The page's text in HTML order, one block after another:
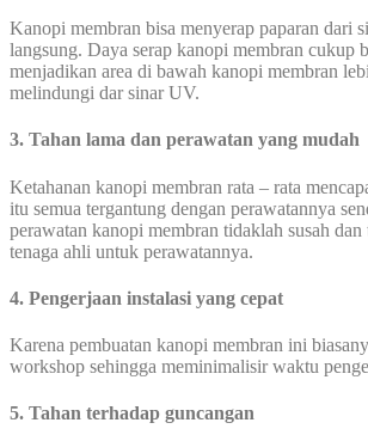
Kanopi membran bisa menyerap paparan dari
langsung. Daya serap kanopi membran cukup
menjadikan area di bawah kanopi membran
melindungi dar sinar UV.
3. Tahan lama dan perawatan yang mudah
Ketahanan kanopi membran rata – rata
itu semua tergantung dengan perawatannya
perawatan kanopi membran tidaklah susah
tenaga ahli untuk perawatannya.
4. Pengerjaan instalasi yang cepat
Karena pembuatan kanopi membran ini
workshop sehingga meminimalisir waktu
5. Tahan terhadap guncangan